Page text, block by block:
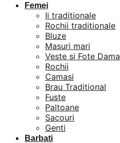
Femei
Ii traditionale
Rochii traditionale
Bluze
Masuri mari
Veste si Fote Dama
Rochii
Camasi
Brau Traditional
Fuste
Paltoane
Sacouri
Genti
Barbati